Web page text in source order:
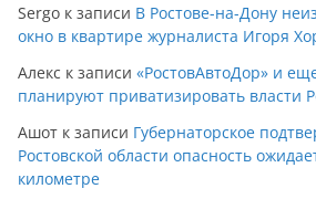
Sergo к записи В Ростове-на-Дону
окно в квартире журналиста Игоря
Алекс к записи «РостовАвтоДор» и
планируют приватизировать власти
Ашот к записи Губернаторское
Ростовской области опасность
километре